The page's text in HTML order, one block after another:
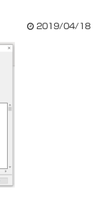
2019/04/18